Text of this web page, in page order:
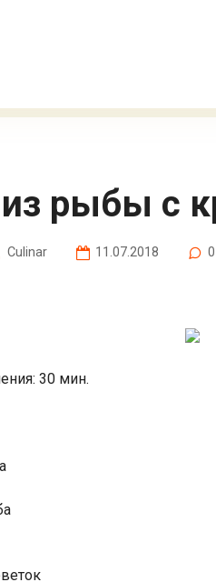
из рыбы с
Сulinar 11.07.2018 0
30 мин.